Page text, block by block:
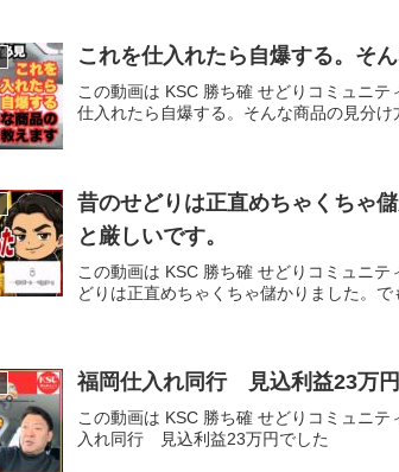
これを仕入れたら自爆する。そ
この動画は KSC 勝ち確 せどりコミュニ
仕入れたら自爆する。そんな商品の見分け
昔のせどりは正直めちゃくちゃ
と厳しいです。
この動画は KSC 勝ち確 せどりコミュニ
どりは正直めちゃくちゃ儲かりました。
福岡仕入れ同行 見込利益23万
この動画は KSC 勝ち確 せどりコミュニ
入れ同行 見込利益23万円でした